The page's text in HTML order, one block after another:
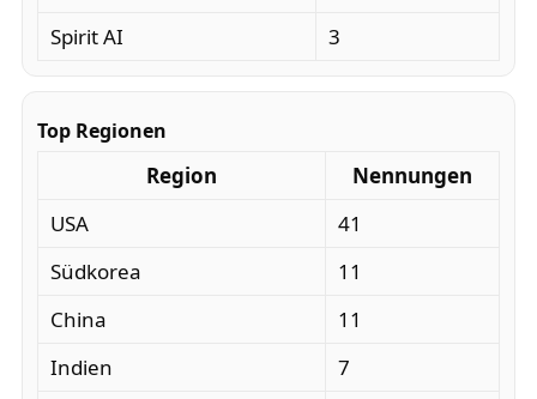
Spirit AI
3
Top Regionen
Region
Nennungen
USA
41
Südkorea
11
China
11
Indien
7